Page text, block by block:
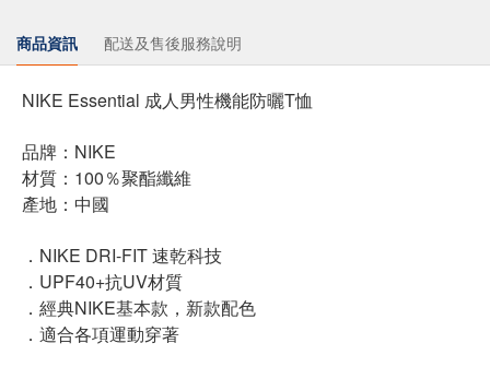
商品資訊 配送及售後服務說明
NIKE Essential 成人男性機能防曬T恤
品牌：NIKE
材質：100％聚酯纖維
產地：中國
．NIKE DRI-FIT 速乾科技
．UPF40+抗UV材質
．經典NIKE基本款，新款配色
．適合各項運動穿著